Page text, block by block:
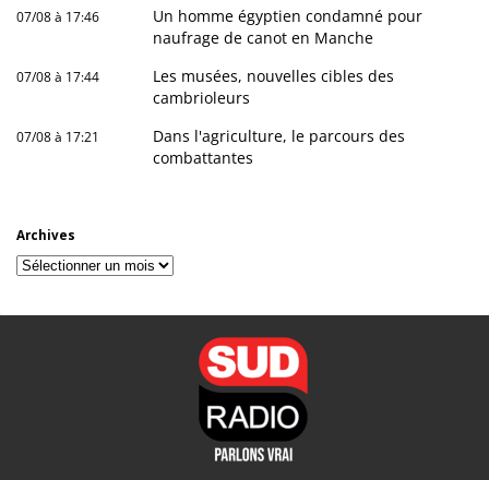
07/08 à 17:46
Un homme égyptien condamné pour
naufrage de canot en Manche
07/08 à 17:44
Les musées, nouvelles cibles des
cambrioleurs
07/08 à 17:21
Dans l'agriculture, le parcours des
combattantes
Archives
Archives